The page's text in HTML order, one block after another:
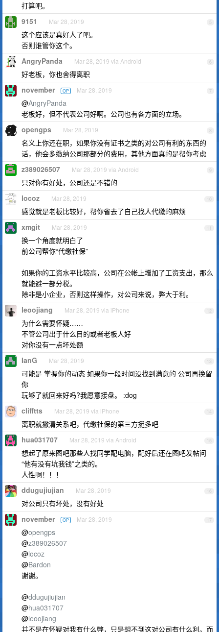
打算吧。
5
9151 Mar 28, 2019
这个应该是真好人了吧。
否则谁管你这个。
6
AngryPanda Mar 28, 2019 via Android
好老板，你也舍得离职
7
november OP Mar 28, 2019
@AngryPanda
老板好，但不代表公司好啊。公司也有各方面的立场。
8
opengps Mar 28, 2019
名义上你还在职，如果你没有证书之类的对公司有利的东西的
话，他会多缴纳公司那部分的费用，其他方面真的是帮你考虑
9
z389026507 Mar 28, 2019 via Android
只对你有好处，公司还是不错的
10
locoz Mar 28, 2019
感觉就是老板比较好，帮你省去了自己找人代缴的麻烦
11
xmgit Mar 28, 2019
换一个角度就明白了
前公司帮你“代缴社保”
如果你的工资水平比较高，公司在公帐上增加了工资支出，那么
就能避一部分税。
除非是小企业，否则这样操作，对公司来说，弊大于利。
12
leoojiang Mar 28, 2019 via iPhone
为什么需要怀疑……
不管公司出于什么目的或者老板人好
对你没有一点坏处额
13
IanG Mar 28, 2019
可能是 掌握你的动态 如果你一段时间没找到满意的 公司再挽留
你
玩够了就回来好吗?我愿意接盘。 :dog
14
clifftts Mar 28, 2019 via iPhone
离职就撇清关系吧，代缴社保的第三方挺多吧
15
hua031707 Mar 28, 2019 via Android
想起了原来图吧那些人找同学配电脑，配好后还在图吧发帖问
“他有没有坑我钱”之类的。
人性啊！！！
16
ddugujiujian Mar 28, 2019
对公司只有坏处，没有好处
17
november OP Mar 28, 2019
@opengps
@z389026507
@locoz
@Bardon
谢谢。
@ddugujiujian
@hua031707
@leoojiang
并不是在怀疑对我有什么弊，只是想不到这对公司有什么利。而